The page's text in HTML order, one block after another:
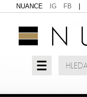
NUANCE IG FB